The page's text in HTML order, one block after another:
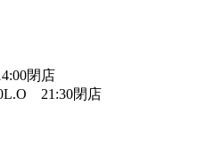
閉店
21:30閉店